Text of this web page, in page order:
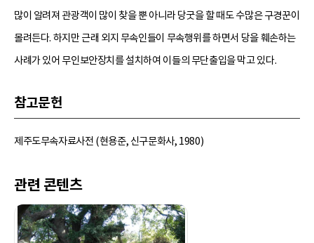
많이 알려져 관광객이 많이 찾을 뿐 아니라 당굿을 할 때도 수많은 구경꾼이
몰려든다. 하지만 근래 외지 무속인들이 무속행위를 하면서 당을 훼손하는
사례가 있어 무인보안장치를 설치하여 이들의 무단출입을 막고 있다.
참고문헌
제주도무속자료사전 (현용준, 신구문화사, 1980)
관련 콘텐츠